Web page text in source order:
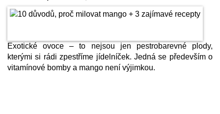
Exotické ovoce – to nejsou jen pestrobarevné plody,
kterými si rádi zpestříme jídelníček. Jedná se především o
vitamínové bomby a mango není výjimkou.